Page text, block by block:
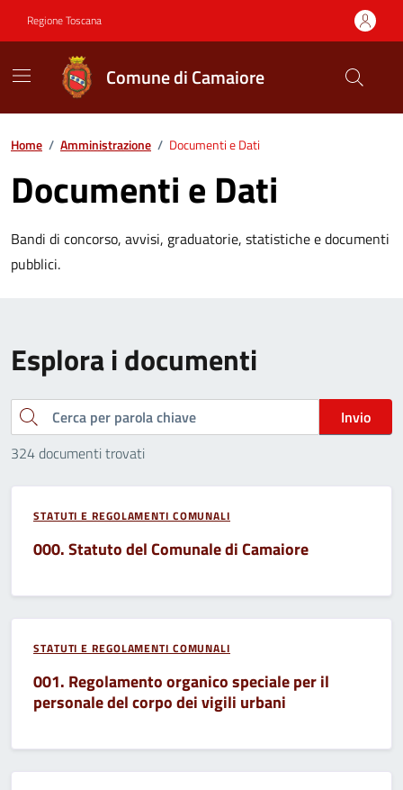
Regione Toscana
Comune di Camaiore
Contenuti in evidenza
Home / Amministrazione / Documenti e Dati
Documenti e Dati
Bandi di concorso, avvisi, graduatorie, statistiche e documenti
pubblici.
Esplora i documenti
Cerca
Invio
324 documenti trovati
STATUTI E REGOLAMENTI COMUNALI
000. Statuto del Comunale di Camaiore
STATUTI E REGOLAMENTI COMUNALI
001. Regolamento organico speciale per il
personale del corpo dei vigili urbani